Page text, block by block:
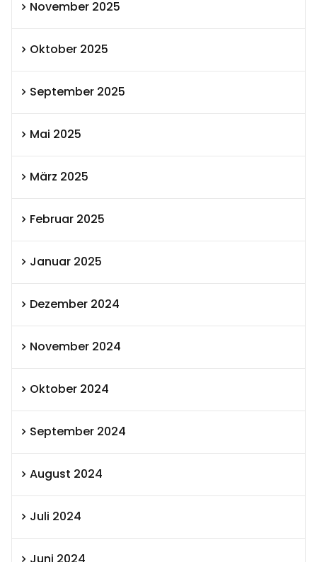
November 2025
Oktober 2025
September 2025
Mai 2025
März 2025
Februar 2025
Januar 2025
Dezember 2024
November 2024
Oktober 2024
September 2024
August 2024
Juli 2024